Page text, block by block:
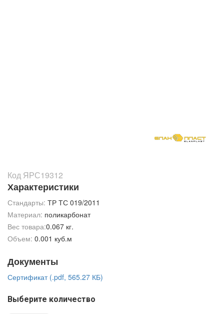
Код ЯРС19312
Характеристики
Стандарты: ТР ТС 019/2011
Материал: поликарбонат
Вес товара:0.067 кг.
Объем: 0.001 куб.м
Документы
Сертификат (.pdf, 565.27 КБ)
Выберите количество